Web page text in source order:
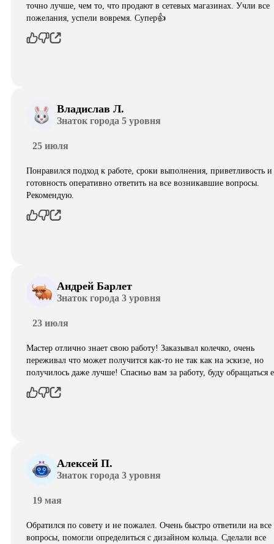
точно лучше, чем то, что продают в сетевых магазинах. Учли все
пожелания, успели вовремя. Супер👍
Владислав Л.
Знаток города 5 уровня
25 июля
Понравился подход к работе, сроки выполнения, приветливость и
готовность оперативно ответить на все возникавшие вопросы.
Рекомендую.
Андрей Барлет
Знаток города 3 уровня
23 июля
Мастер отлично знает свою работу! Заказывал колечко, очень
переживал что может получится как-то не так как на эскизе, но
получилось даже лучше! Спасиьо вам за работу, буду обращаться
Алексей П.
Знаток города 3 уровня
19 мая
Обратился по совету и не пожалел. Очень быстро ответили на все
вопросы, помогли определиться с дизайном кольца. Сделали все